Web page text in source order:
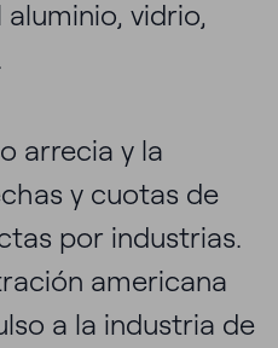
vidrio,
arrecia y la
y cuotas de
por industrias.
americana
a la industria de